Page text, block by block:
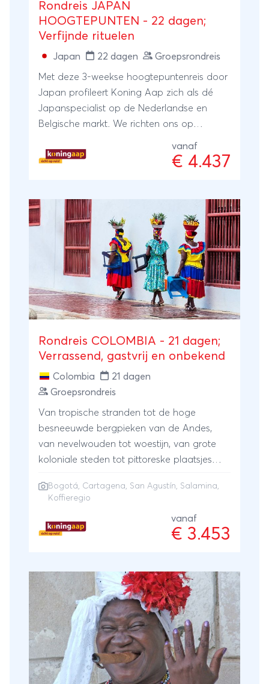
Rondreis JAPAN
HOOGTEPUNTEN - 22 dagen;
Verfijnde rituelen
Japan 22 dagen Groepsrondreis
Met deze 3-weekse hoogtepuntenreis door
Japan profileert Koning Aap zich als dé
Japanspecialist op de Nederlandse en
Belgische markt. We richten ons op
ontdekken met een ervaren en goed
tradities als de theeceremonie en de
bloemschikkunst. Je treft op je rondreis
Japan geisha's en imposante
sumoworstelaars, tempels van goud en
tuinen van mos. En toch is er zoveel meer.
Als je er maar oog voor hebt. De subtiele
buiging bij het binnenkomen, het kunstig
verpakken van je souvenir, de minzame
verschil zit in de kleinste details. Daarom
houden wij van Japan!
vanaf
€ 4.437
Rondreis COLOMBIA - 21 dagen;
Verrassend, gastvrij en onbekend
Colombia
21 dagen
Groepsrondreis
Van tropische stranden tot de hoge
besneeuwde bergpieken van de Andes,
van nevelwouden tot woestijn, van grote
koloniale steden tot pittoreske plaatsjes
rondreis door Colombia biedt het allemaal.
historische steden als Bogotá en
Cartagena, maar ook in San Agustín, waar
Bovenal is Colombia een kleurrijk land waar
je steeds weer verrast wordt door de
gastvrije en vriendelijke bevolking.
Bogotá, Cartagena, San Agustín, Salamina,
Koffieregio
vanaf
€ 3.453